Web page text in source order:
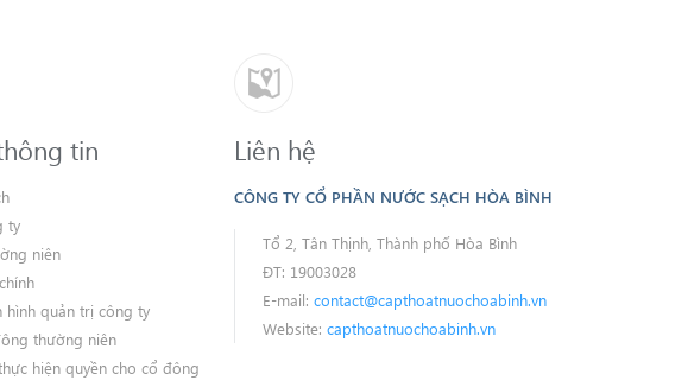
tin
ty
niên
hình quản trị công ty
thường niên
hiện quyền cho cổ đông
Liên hệ
CÔNG TY CỔ PHẦN NƯỚC SẠCH HÒA BÌNH
Tổ 2, Tân Thịnh, Thành phố Hòa Bình
ĐT: 19003028
E-mail: contact@capthoatnuochoabinh.vn
Website: capthoatnuochoabinh.vn